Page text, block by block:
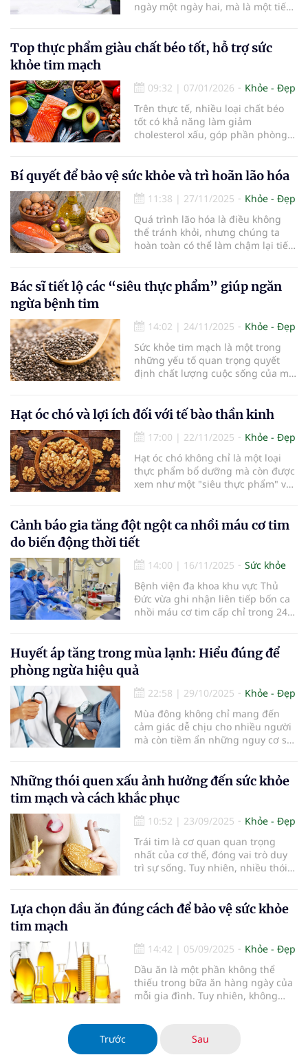
ngày một ngày hai, mà là một tiến
thống kê y tế, tim mạch hiện là
nguyên nhân gây ra khoảng 1/3 số
“kẻ sát nhân thầm lặng” đe dọa sức
khỏe cộng đồng.
Top thực phẩm giàu chất béo tốt, hỗ trợ sức
khỏe tim mạch
09:32 | 07/01/2026
Khỏe - Đẹp
Trên thực tế, nhiều loại chất béo
tốt có khả năng làm giảm
cholesterol xấu, góp phần phòng
nay.
Bí quyết để bảo vệ sức khỏe và trì hoãn lão hóa
11:38 | 27/11/2025
Khỏe - Đẹp
Quá trình lão hóa là điều không
thể tránh khỏi, nhưng chúng ta
hoàn toàn có thể làm chậm lại tiến
cứu từ Đại học Columbia, những
thay đổi nhỏ trong lối sống hàng
giúp bạn trẻ lâu hơn và khỏe mạnh
hơn. Dưới đây là những bí quyết
để bảo vệ sức khỏe và trì hoãn lão
hóa mà bạn nên áp dụng ngay từ
hôm nay.
Bác sĩ tiết lộ các “siêu thực phẩm” giúp ngăn
ngừa bệnh tim
14:02 | 24/11/2025
Khỏe - Đẹp
Sức khỏe tim mạch là một trong
những yếu tố quan trọng quyết
định chất lượng cuộc sống của mỗi
Health, việc duy trì một chế độ ăn
phẩm giàu dinh dưỡng có thể giúp
bảo vệ và cải thiện sức khỏe tim
mạch. Trong số đó, hạt chia được
ông gọi là một “siêu thực phẩm”
đặc biệt.
Hạt óc chó và lợi ích đối với tế bào thần kinh
17:00 | 22/11/2025
Khỏe - Đẹp
Hạt óc chó không chỉ là một loại
thực phẩm bổ dưỡng mà còn được
xem như một "siêu thực phẩm" với
và não bộ. Với sự kết hợp của
omega-3, polyphenol, vitamin E
cùng các khoáng chất quan trọng,
hạt óc chó đóng vai trò thiết yếu
trong việc bảo vệ và duy trì sự ổn
định của hệ thần kinh.
Cảnh báo gia tăng đột ngột ca nhồi máu cơ tim
do biến động thời tiết
14:00 | 16/11/2025
Sức khỏe
Bệnh viện đa khoa khu vực Thủ
Đức vừa ghi nhận liên tiếp bốn ca
nhồi máu cơ tim cấp chỉ trong 24
Huyết áp tăng trong mùa lạnh: Hiểu đúng để
phòng ngừa hiệu quả
22:58 | 29/10/2025
Khỏe - Đẹp
Mùa đông không chỉ mang đến
cảm giác dễ chịu cho nhiều người
mà còn tiềm ẩn những nguy cơ sức
thể khiến huyết áp tăng cao, dẫn
đến nguy cơ biến chứng tim mạch
nghiêm trọng.
Những thói quen xấu ảnh hưởng đến sức khỏe
tim mạch và cách khắc phục
10:52 | 23/09/2025
Khỏe - Đẹp
Trái tim là cơ quan quan trọng
nhất của cơ thể, đóng vai trò duy
trì sự sống. Tuy nhiên, nhiều thói
khỏe tim mạch mà chúng ta không
hề hay biết. Dưới đây là những thói
giải pháp để bảo vệ trái tim của
Lựa chọn dầu ăn đúng cách để bảo vệ sức khỏe
tim mạch
14:42 | 05/09/2025
Khỏe - Đẹp
Dầu ăn là một phần không thể
thiếu trong bữa ăn hàng ngày của
mỗi gia đình. Tuy nhiên, không
lợi ích cho sức khỏe. Việc sử dụng
sai loại dầu hoặc chế biến không
đúng cách có thể gây ra những
Trước Sau